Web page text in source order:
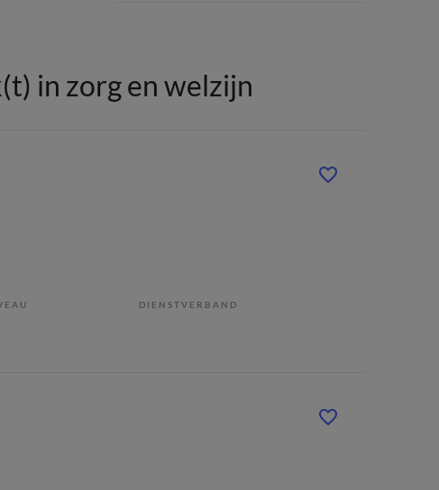
in zorg en welzijn
DIENSTVERBAND